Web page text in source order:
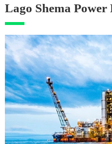
Lago Shema Power